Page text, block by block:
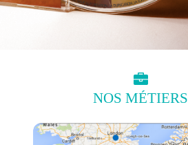
NOS MÉTIERS